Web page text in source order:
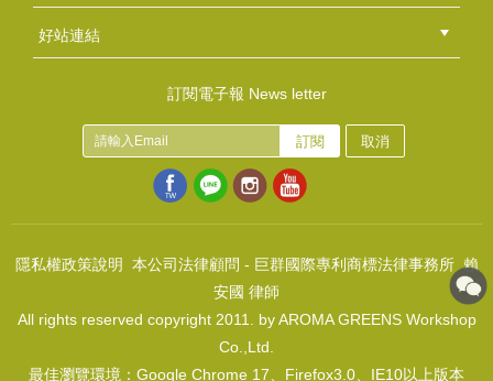
聖誕系列矽膠模-三款8穴
NT$2400
(USD79.68)
會員等級
購物流程
訂單查詢
常見問題
海外訂購流程
連絡我們
下載專區
紅利點數
好站連結
訂閱電子報 News letter
訂閱 取消
隱私權政策說明 本公司法律顧問 - 巨群國際專利商標法律事務所 賴
安國 律師
All rights reserved copyright 2011. by AROMA GREENS Workshop
Co.,Ltd.
最佳瀏覽環境：Google Chrome 17、Firefox3.0、IE10以上版本